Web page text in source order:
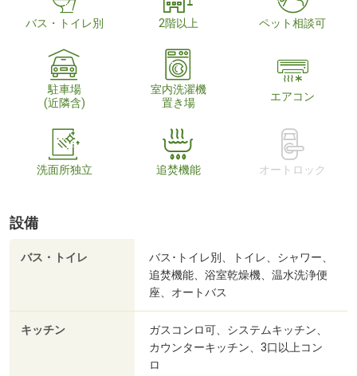
バス・トイレ別 2階以上 ペット相談可
駐車場
(近隣含)
室内洗濯機
置き場
エアコン
洗面所独立 追焚機能 オートロック
設備
バス・トイレ
バス･トイレ別、トイレ、シャワー、
追焚機能、浴室乾燥機、温水洗浄便
座、オートバス
キッチン
ガスコンロ可、システムキッチン、
カウンターキッチン、3口以上コン
ロ